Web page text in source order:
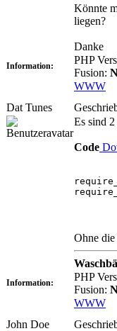
Könnte
liegen?
Danke
Information: PHP
Fusion:
WWW
Dat Tunes
Es sind
Code
Ohne
Information: PHP
Fusion:
WWW
John Doe